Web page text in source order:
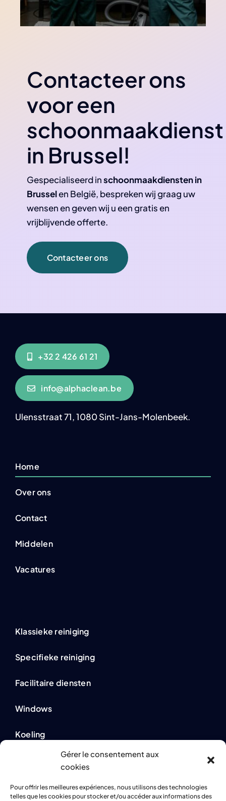
Gérer le consentement aux
cookies
Pour offrir les meilleures expériences, nous utilisons des technologies
telles que les cookies pour stocker et/ou accéder aux informations des
Contacteer ons
voor een
schoonmaakdienst
in Brussel!
Gespecialiseerd inschoonmaakdiensten in
Brusselen België, bespreken wij graag uw
wensen en geven wij u een gratis en
vrijblijvende offerte.
Contacteer ons
+32 2 426 61 21
info@alphaclean.be
Ulensstraat 71, 1080 Sint-Jans-Molenbeek.
Home
Over ons
Contact
Middelen
Vacatures
Klassieke reiniging
Specifieke reiniging
Facilitaire diensten
Windows
Koeling